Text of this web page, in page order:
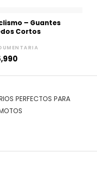
– Guantes
Cortos
PERFECTOS PARA